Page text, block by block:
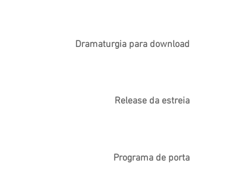
Dramaturgia para download
Release da estreia
Programa de porta